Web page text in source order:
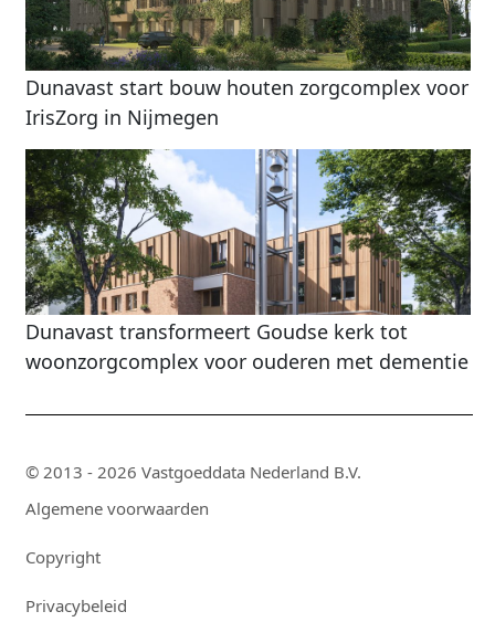
Dunavast start bouw houten zorgcomplex voor
IrisZorg in Nijmegen
Dunavast transformeert Goudse kerk tot
woonzorgcomplex voor ouderen met dementie
© 2013 - 2026 Vastgoeddata Nederland B.V.
Algemene voorwaarden
Copyright
Privacybeleid